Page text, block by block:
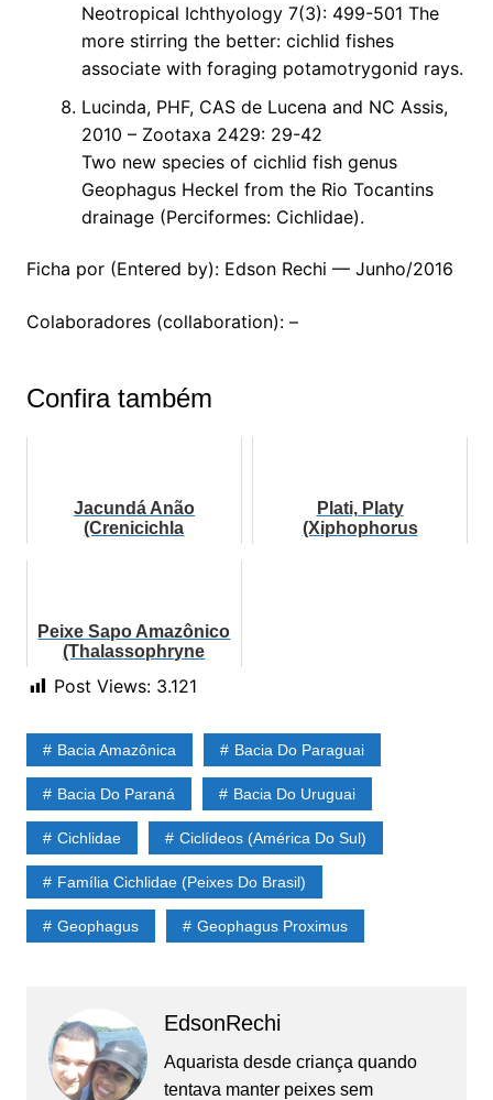
Neotropical Ichthyology 7(3): 499-501 The
more stirring the better: cichlid fishes
associate with foraging potamotrygonid rays.
Lucinda, PHF, CAS de Lucena and NC Assis,
2010 – Zootaxa 2429: 29-42
Two new species of cichlid fish genus
Geophagus Heckel from the Rio Tocantins
drainage (Perciformes: Cichlidae).
Ficha por (Entered by): Edson Rechi — Junho/2016
Colaboradores (collaboration): –
Confira também
Jacundá Anão
(Crenicichla
Plati, Platy
(Xiphophorus
Peixe Sapo Amazônico
(Thalassophryne
Post Views: 3.121
Bacia Amazônica Bacia Do Paraguai
Bacia Do Paraná Bacia Do Uruguai
Cichlidae Ciclídeos (América Do Sul)
Família Cichlidae (Peixes Do Brasil)
Geophagus Geophagus Proximus
EdsonRechi
Aquarista desde criança quando
tentava manter peixes sem